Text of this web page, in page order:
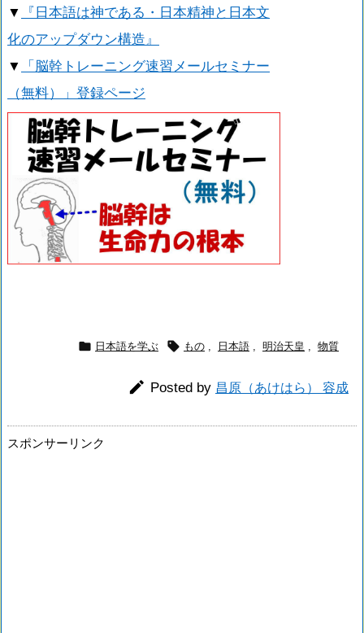
▼
『日本語は神である・日本精神と日本文
化のアップダウン構造』
▼
「脳幹トレーニング速習メールセミナー
（無料）」登録ページ
 日本語を学ぶ  もの 日本語 明治天皇 物質
 Posted by 昌原（あけはら） 容成
スポンサーリンク